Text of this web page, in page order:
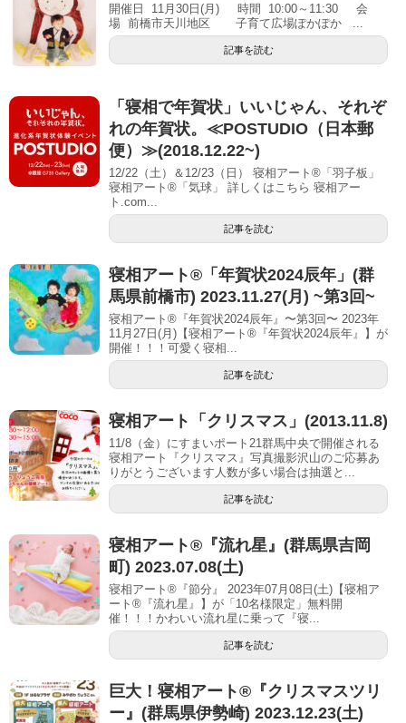
開催日 11月30日(月) 時間 10:00～11:30 会
場 前橋市天川地区 子育て広場ぽかぽか ...
記事を読む
「寝相で年賀状」いいじゃん、それぞ
れの年賀状。≪POSTUDIO（日本郵
便）≫(2018.12.22~)
12/22（土）＆12/23（日） 寝相アート®「羽子板」
寝相アート®「気球」 詳しくはこちら 寝相アー
ト.com...
記事を読む
寝相アート®︎「年賀状2024辰年」(群
馬県前橋市) 2023.11.27(月) ~第3回~
寝相アート®『年賀状2024辰年』〜第3回〜 2023年
11月27日(月)【寝相アート®︎『年賀状2024辰年』】が
開催！！！可愛く寝相...
記事を読む
寝相アート「クリスマス」(2013.11.8)
11/8（金）にすまいポート21群馬中央で開催される
寝相アート『クリスマス』写真撮影沢山のご応募あ
りがとうございます人数が多い場合は抽選と...
記事を読む
寝相アート®︎『流れ星』(群馬県吉岡
町) 2023.07.08(土)
寝相アート®『節分』 2023年07月08日(土)【寝相ア
ート®︎『流れ星』】が「10名様限定」無料開
催！！！かわいい流れ星に乗って『寝...
記事を読む
巨大！寝相アート®︎『クリスマスツリ
ー』(群馬県伊勢崎) 2023.12.23(土)